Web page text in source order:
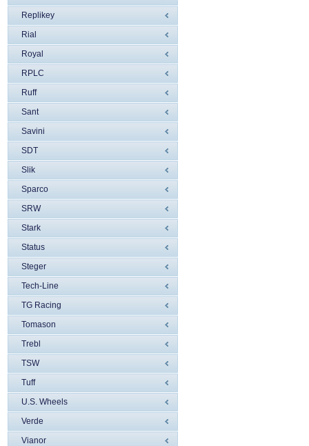
Replikey
Rial
Royal
RPLC
Ruff
Sant
Savini
SDT
Slik
Sparco
SRW
Stark
Status
Steger
Tech-Line
TG Racing
Tomason
Trebl
TSW
Tuff
U.S. Wheels
Verde
Vianor